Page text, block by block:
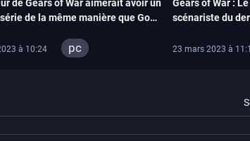
de Gears of War aimerait avoir un
de la même manière que God
à 10:24
pc
Gears of War :
scénariste du
23 mars 2023 à